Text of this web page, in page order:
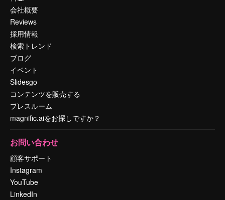
会社概要
Reviews
採用情報
検索トレンド
ブログ
イベント
Slidesgo
コンテンツを販売する
プレスルーム
magnific.aiをお探しですか？
お問い合わせ
顧客サポート
Instagram
YouTube
LinkedIn